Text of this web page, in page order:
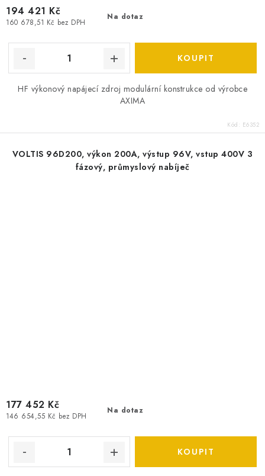
Na dotaz
160 678,51 Kč bez DPH
194 421 Kč
HF výkonový napájecí zdroj modulární konstrukce od výrobce
AXIMA
Kód: E6352
VOLTIS 96D200, výkon 200A, výstup 96V, vstup 400V 3
fázový, průmyslový nabíječ
Na dotaz
146 654,55 Kč bez DPH
177 452 Kč